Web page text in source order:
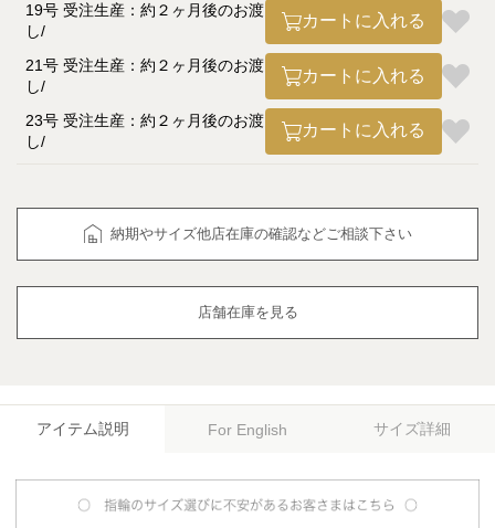
19号 受注生産：約２ヶ月後のお渡
し
カートに入れる
21号 受注生産：約２ヶ月後のお渡
し
カートに入れる
23号 受注生産：約２ヶ月後のお渡
し
カートに入れる
納期やサイズ他店在庫の確認などご相談下さい
店舗在庫を見る
アイテム説明 For English サイズ詳細